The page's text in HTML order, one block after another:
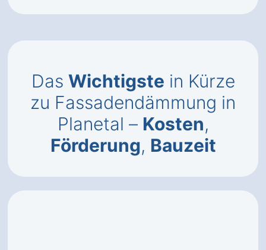
Das Wichtigste in Kürze
zu Fassadendämmung in
Planetal – Kosten,
Förderung, Bauzeit